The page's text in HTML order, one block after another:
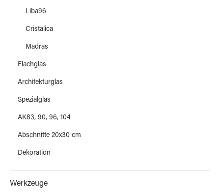
Liba96
Cristalica
Madras
Flachglas
Architekturglas
Spezialglas
AK83, 90, 96, 104
Abschnitte 20x30 cm
Dekoration
Werkzeuge